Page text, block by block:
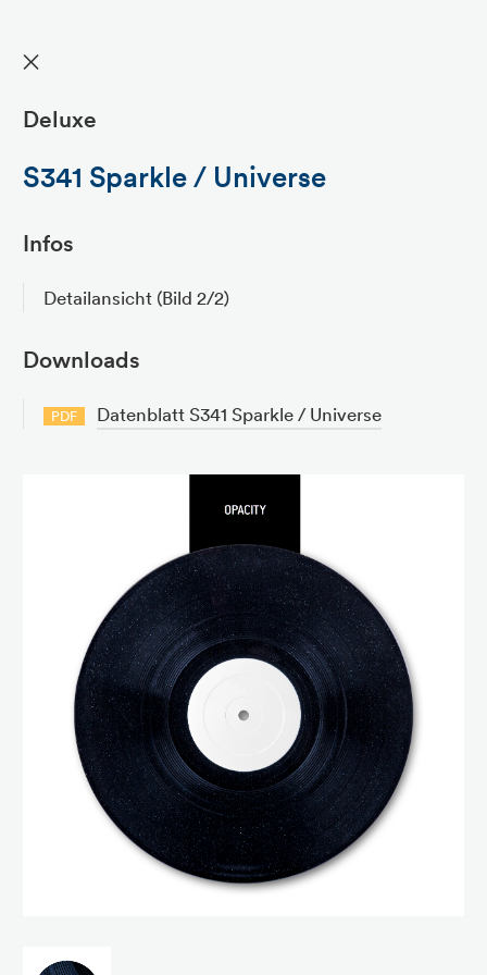
✕
Deluxe
S341 Sparkle / Universe
Infos
Detailansicht (Bild 2/2)
Downloads
PDF Datenblatt S341 Sparkle / Universe